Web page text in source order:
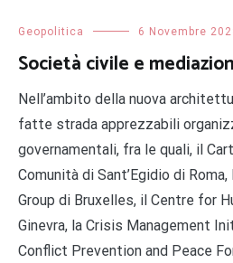
Geopolitica 6 Novembre
Società civile e
Nell’ambito della nuova
fatte strada apprezzabili
governamentali, fra le quali, il
Comunità di Sant’Egidio di
Group di Bruxelles, il Centre for
Ginevra, la Crisis Management
Conflict Prevention and Peace